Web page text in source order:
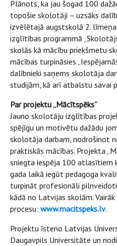
Plānots, ka jau šogad 100
topošie skolotāji – uzsāks
izvēlētajā augstskolā 2.
izglītības programmā
skolās kā mācību priekšmetu
mācības turpināsies
dalībnieki saņems skolotāja
studijām, kā arī atbalstu savai
Par projektu „Mācītspēks”
Jauno skolotāju izglītības
spējīgu un motivētu dažādu
skolotāja darbam, nodrošinot
praktiskās mācības. Projekta
sniegta iespēja 100 atlasītiem
gada laikā iegūt pedagoga
turpināt profesionāli
kādā no Latvijas skolām.
procesu: www.macitspeks.lv.
Projektu īsteno Latvijas
Daugavpils Universitāte un